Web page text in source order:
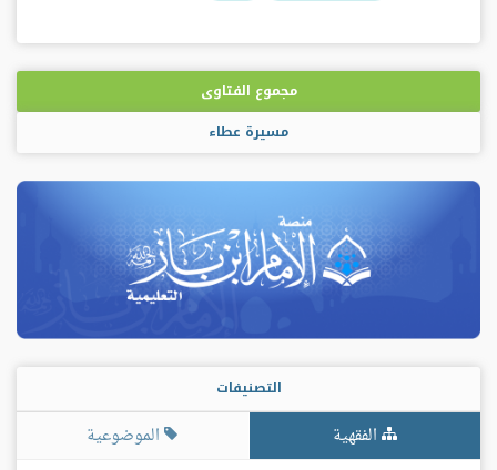
مجموع الفتاوى
مسيرة عطاء
التصنيفات
الفقهية
الموضوعية